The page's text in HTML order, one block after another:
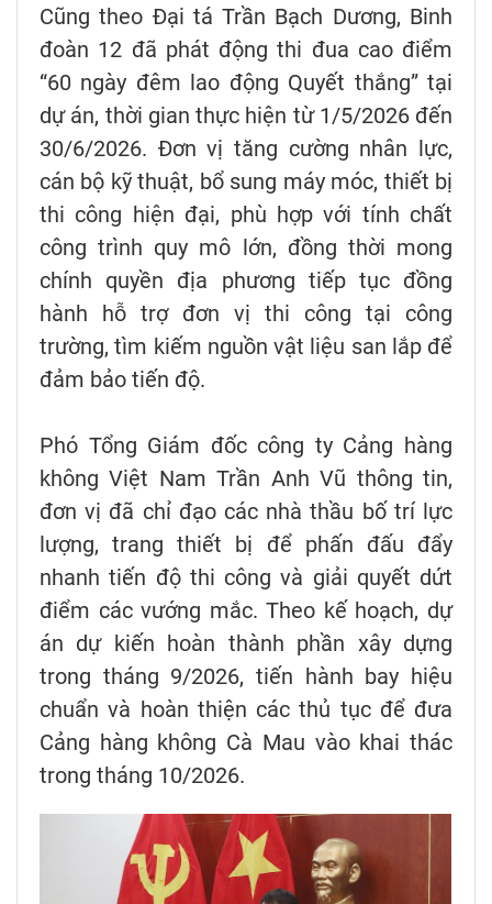
Cũng theo Đại tá Trần Bạch Dương, Binh
đoàn 12 đã phát động thi đua cao điểm
“60 ngày đêm lao động Quyết thắng” tại
dự án, thời gian thực hiện từ 1/5/2026 đến
30/6/2026. Đơn vị tăng cường nhân lực,
cán bộ kỹ thuật, bổ sung máy móc, thiết bị
thi công hiện đại, phù hợp với tính chất
công trình quy mô lớn, đồng thời mong
chính quyền địa phương tiếp tục đồng
hành hỗ trợ đơn vị thi công tại công
trường, tìm kiếm nguồn vật liệu san lắp để
đảm bảo tiến độ.
Phó Tổng Giám đốc công ty Cảng hàng
không Việt Nam Trần Anh Vũ thông tin,
đơn vị đã chỉ đạo các nhà thầu bố trí lực
lượng, trang thiết bị để phấn đấu đẩy
nhanh tiến độ thi công và giải quyết dứt
điểm các vướng mắc. Theo kế hoạch, dự
án dự kiến hoàn thành phần xây dựng
trong tháng 9/2026, tiến hành bay hiệu
chuẩn và hoàn thiện các thủ tục để đưa
Cảng hàng không Cà Mau vào khai thác
trong tháng 10/2026.